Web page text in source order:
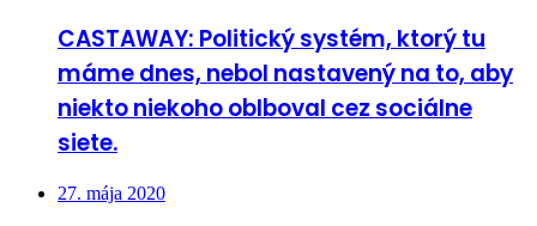
CASTAWAY: Politický systém, ktorý tu
máme dnes, nebol nastavený na to, aby
niekto niekoho oblboval cez sociálne
siete.
27. mája 2020